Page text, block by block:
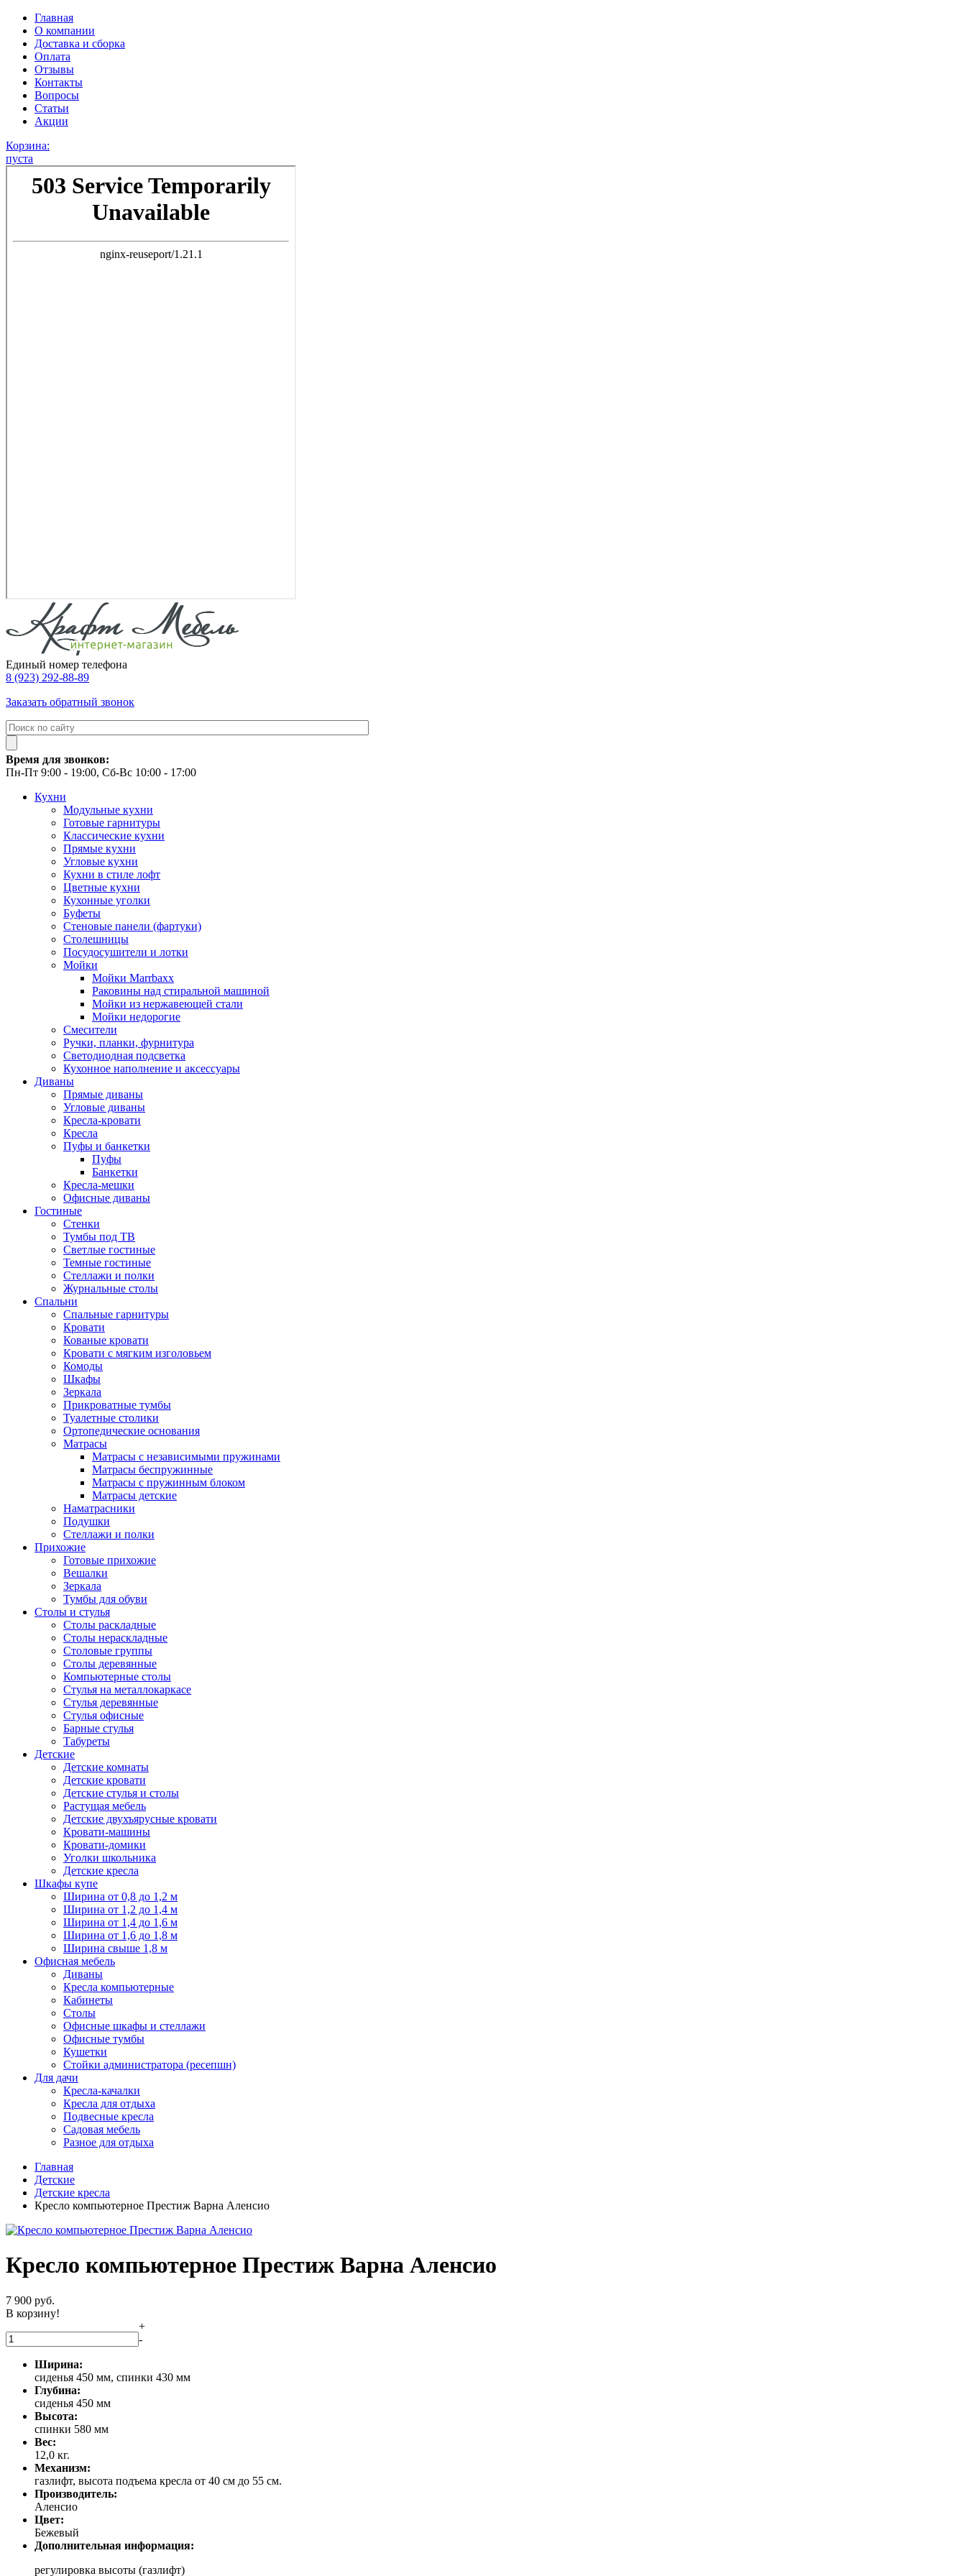
Главная
О компании
Доставка и сборка
Оплата
Отзывы
Контакты
Вопросы
Статьи
Акции
Корзина:
пуста
Единый номер телефона
8 (923) 292-88-89
Заказать обратный звонок
Время для звонков:
Пн-Пт 9:00 - 19:00, Сб-Вс 10:00 - 17:00
Кухни
Модульные кухни
Готовые гарнитуры
Классические кухни
Прямые кухни
Угловые кухни
Кухни в стиле лофт
Цветные кухни
Кухонные уголки
Буфеты
Стеновые панели (фартуки)
Столешницы
Посудосушители и лотки
Мойки
Мойки Marrbaxx
Раковины над стиральной машиной
Мойки из нержавеющей стали
Мойки недорогие
Смесители
Ручки, планки, фурнитура
Светодиодная подсветка
Кухонное наполнение и аксессуары
Диваны
Прямые диваны
Угловые диваны
Кресла-кровати
Кресла
Пуфы и банкетки
Пуфы
Банкетки
Кресла-мешки
Офисные диваны
Гостиные
Стенки
Тумбы под ТВ
Светлые гостиные
Темные гостиные
Стеллажи и полки
Журнальные столы
Спальни
Спальные гарнитуры
Кровати
Кованые кровати
Кровати с мягким изголовьем
Комоды
Шкафы
Зеркала
Прикроватные тумбы
Туалетные столики
Ортопедические основания
Матрасы
Матрасы с независимыми пружинами
Матрасы беспружинные
Матрасы с пружинным блоком
Матрасы детские
Наматрасники
Подушки
Стеллажи и полки
Прихожие
Готовые прихожие
Вешалки
Зеркала
Тумбы для обуви
Столы и стулья
Столы раскладные
Столы нераскладные
Столовые группы
Столы деревянные
Компьютерные столы
Стулья на металлокаркасе
Стулья деревянные
Стулья офисные
Барные стулья
Табуреты
Детские
Детские комнаты
Детские кровати
Детские стулья и столы
Растущая мебель
Детские двухъярусные кровати
Кровати-машины
Кровати-домики
Уголки школьника
Детские кресла
Шкафы купе
Ширина от 0,8 до 1,2 м
Ширина от 1,2 до 1,4 м
Ширина от 1,4 до 1,6 м
Ширина от 1,6 до 1,8 м
Ширина свыше 1,8 м
Офисная мебель
Диваны
Кресла компьютерные
Кабинеты
Столы
Офисные шкафы и стеллажи
Офисные тумбы
Кушетки
Стойки администратора (ресепшн)
Для дачи
Кресла-качалки
Кресла для отдыха
Подвесные кресла
Садовая мебель
Разное для отдыха
Главная
Детские
Детские кресла
Кресло компьютерное Престиж Варна Аленсио
Кресло компьютерное Престиж Варна Аленсио
7 900 руб.
В корзину!
+
-
Ширина:
сиденья 450 мм, спинки 430 мм
Глубина:
сиденья 450 мм
Высота:
спинки 580 мм
Вес:
12,0 кг.
Механизм:
газлифт, высота подъема кресла от 40 см до 55 см.
Производитель:
Аленсио
Цвет:
Бежевый
Дополнительная информация:
регулировка высоты (газлифт)